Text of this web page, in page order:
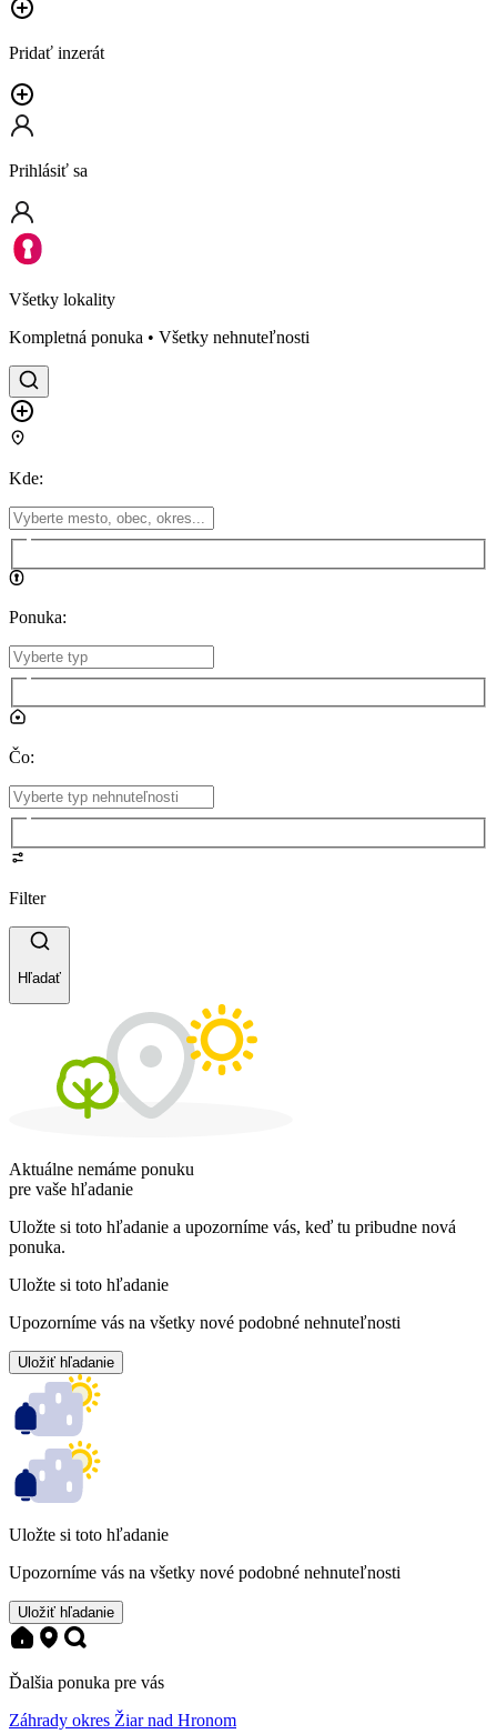
Pridať inzerát
Prihlásiť sa
Všetky lokality
Kompletná ponuka • Všetky nehnuteľnosti
Kde:
Ponuka:
Čo:
Filter
Hľadať
Aktuálne nemáme ponuku
pre vaše hľadanie
Uložte si toto hľadanie a upozorníme vás, keď tu pribudne nová
ponuka.
Uložte si toto hľadanie
Upozorníme vás na všetky nové podobné nehnuteľnosti
Uložiť hľadanie
Uložte si toto hľadanie
Upozorníme vás na všetky nové podobné nehnuteľnosti
Uložiť hľadanie
Ďalšia ponuka pre vás
Záhrady okres Žiar nad Hronom